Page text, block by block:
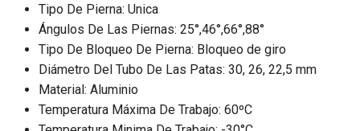
Tipo De Pierna: Unica
Ángulos De Las Piernas: 25°,46°,66°,88°
Tipo De Bloqueo De Pierna: Bloqueo de giro
Diámetro Del Tubo De Las Patas: 30, 26, 22,5 mm
Material: Aluminio
Temperatura Máxima De Trabajo: 60ºC